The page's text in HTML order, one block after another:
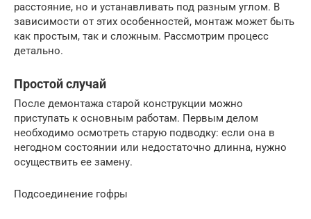
расстояние, но и устанавливать под разным углом. В
зависимости от этих особенностей, монтаж может быть
как простым, так и сложным. Рассмотрим процесс
детально.
Простой случай
После демонтажа старой конструкции можно
приступать к основным работам. Первым делом
необходимо осмотреть старую подводку: если она в
негодном состоянии или недостаточно длинна, нужно
осуществить ее замену.
Подсоединение гофры